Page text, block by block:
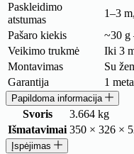
Paskleidimo
atstumas
1–3
Pašaro kiekis
~30 g
Veikimo trukmė
Iki 3
Montavimas
Su
Garantija
1
Papildoma informacija
Svoris
3.664 kg
Išmatavimai 350 × 326 ×
Įspėjimas